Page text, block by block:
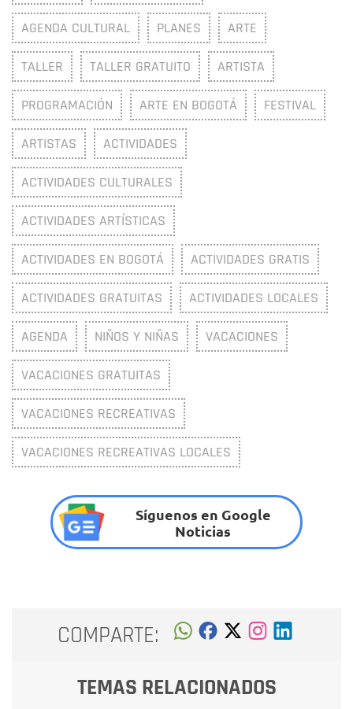
AGENDA CULTURAL PLANES ARTE
TALLER TALLER GRATUITO ARTISTA
PROGRAMACIÓN ARTE EN BOGOTÁ FESTIVAL
ARTISTAS ACTIVIDADES
ACTIVIDADES CULTURALES
ACTIVIDADES ARTÍSTICAS
ACTIVIDADES EN BOGOTÁ ACTIVIDADES GRATIS
ACTIVIDADES GRATUITAS ACTIVIDADES LOCALES
AGENDA NIÑOS Y NIÑAS VACACIONES
VACACIONES GRATUITAS
VACACIONES RECREATIVAS
VACACIONES RECREATIVAS LOCALES
Síguenos en Google
Noticias
COMPARTE:
TEMAS RELACIONADOS